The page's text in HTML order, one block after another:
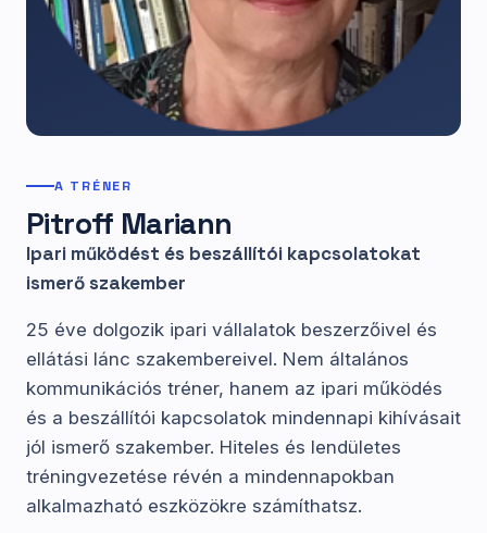
A TRÉNER
Pitroff Mariann
Ipari működést és beszállítói kapcsolatokat
ismerő szakember
25 éve dolgozik ipari vállalatok beszerzőivel és
ellátási lánc szakembereivel. Nem általános
kommunikációs tréner, hanem az ipari működés
és a beszállítói kapcsolatok mindennapi kihívásait
jól ismerő szakember. Hiteles és lendületes
tréningvezetése révén a mindennapokban
alkalmazható eszközökre számíthatsz.